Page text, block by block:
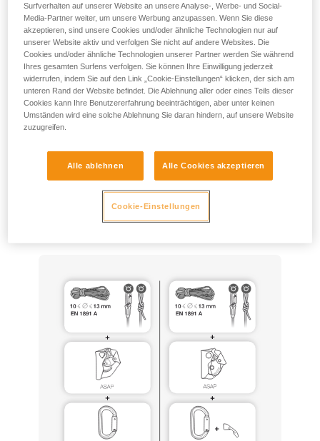
Die Norm EN 12841, die die Verwendungen für
seilunterstütztes Arbeiten mit zwei Seilen regelt, deckt diese
Situation nicht ab.
werden, mit den gleichen materiellen Konfigurationen wie die
nach EN 12841 zertifizierten (insbesondere ASAP’SORBER
20, 40 oder AXESS, am Anschlagpunkt verknotete Seile
Gebrauchsanweisungen dieser Produkte beschriebenen
Vorsichtsmaßnahmen.
Surfverhalten auf unserer Website an unsere Analyse-, Werbe- und Social-
Media-Partner weiter, um unsere Werbung anzupassen. Wenn Sie diese
akzeptieren, sind unsere Cookies und/oder ähnliche Technologien nur auf
unserer Website aktiv und verfolgen Sie nicht auf andere Websites. Die
Cookies und/oder ähnliche Technologien unserer Partner werden Sie während
Ihres gesamten Surfens verfolgen. Sie können Ihre Einwilligung jederzeit
widerrufen, indem Sie auf den Link „Cookie-Einstellungen“ klicken, der sich am
unteren Rand der Website befindet. Die Ablehnung aller oder eines Teils dieser
Cookies kann Ihre Benutzererfahrung beeinträchtigen, aber unter keinen
Umständen wird eine solche Ablehnung Sie daran hindern, auf unsere Website
zuzugreifen.
Alle ablehnen Alle Cookies akzeptieren
Cookie-Einstellungen